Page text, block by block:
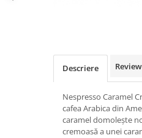
Descriere
Nespresso Caramel
cafea Arabica din
caramel domoleşte
cremoasă a unei